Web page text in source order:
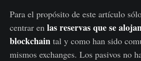
Para el propósito de este artículo
centrar en las reservas que se
blockchain tal y como han sido
mismos exchanges. Los pasivos no